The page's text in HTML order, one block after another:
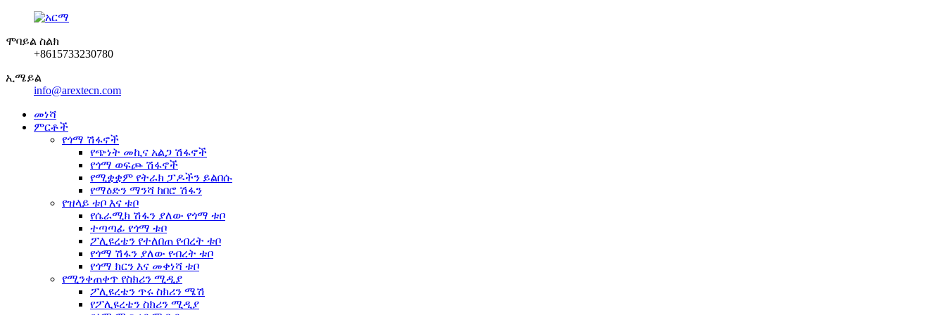
ሞባይል ስልክ
+8615733230780
ኢሜይል
info@arextecn.com
መነሻ
ምርቶች
የጎማ ሽፋኖች
የጭነት መኪና አልጋ ሽፋኖች
የጎማ ወፍጮ ሽፋኖች
የሚቋቋም የትራክ ፓዶችን ይልበሱ
የማዕድን ማንሻ ከበሮ ሽፋን
የዝላይ ቱቦ እና ቱቦ
የሴራሚክ ሽፋን ያለው የጎማ ቱቦ
ተጣጣፊ የጎማ ቱቦ
ፖሊዩረቴን የተለበጠ የብረት ቱቦ
የጎማ ሽፋን ያለው የብረት ቱቦ
የጎማ ክርን እና መቀነሻ ቱቦ
የሚንቀጠቀጥ የስክሪን ሚዲያ
ፖሊዩረቴን ጥሩ ስክሪን ሜሽ
የፖሊዩረቴን ስክሪን ሚዲያ